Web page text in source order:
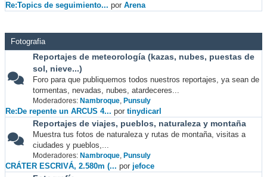
Re:Topics de seguimiento... por Arena
Fotografia
Reportajes de meteorología (kazas, nubes, puestas de
sol, nieve...)
Foro para que publiquemos todos nuestros reportajes, ya sean de
tormentas, nevadas, nubes, atardeceres...
Moderadores: Nambroque, Punsuly
Re:De repente un ARCUS 4... por tinydicarl
Reportajes de viajes, pueblos, naturaleza y montaña
Muestra tus fotos de naturaleza y rutas de montaña, visitas a
ciudades y pueblos,...
Moderadores: Nambroque, Punsuly
CRÁTER ESCRIVÁ, 2.580m (... por jefoce